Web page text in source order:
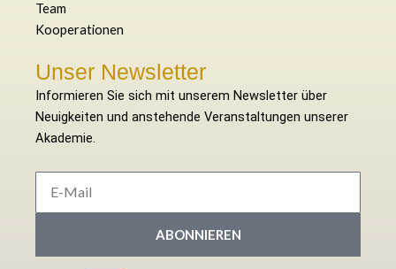
Team
Kooperationen
Unser Newsletter
Informieren Sie sich mit unserem Newsletter über
Neuigkeiten und anstehende Veranstaltungen unserer
Akademie.
Mail
ABONNIEREN